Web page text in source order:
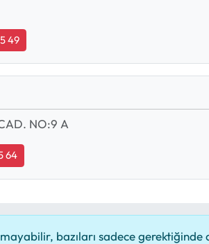
49
NO:9 A
64
bazıları sadece gerektiğinde